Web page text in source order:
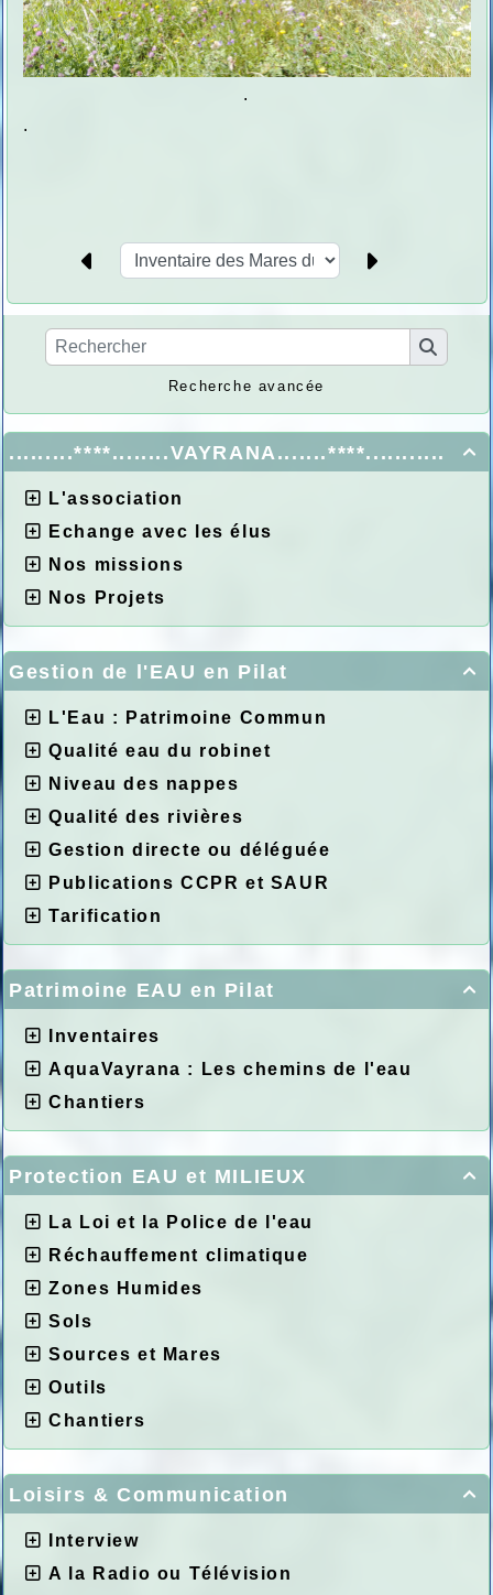
Recherche avancée

.........****........VAYRANA.......****...........
L'association
Echange avec les élus
Nos missions
Nos Projets

Gestion de l'EAU en Pilat
L'Eau : Patrimoine Commun
Qualité eau du robinet
Niveau des nappes
Qualité des rivières
Gestion directe ou déléguée
Publications CCPR et SAUR
Tarification

Patrimoine EAU en Pilat
Inventaires
AquaVayrana : Les chemins de l'eau
Chantiers

Protection EAU et MILIEUX
La Loi et la Police de l'eau
Réchauffement climatique
Zones Humides
Sols
Sources et Mares
Outils
Chantiers

Loisirs & Communication
Interview
A la Radio ou Télévision
.
.